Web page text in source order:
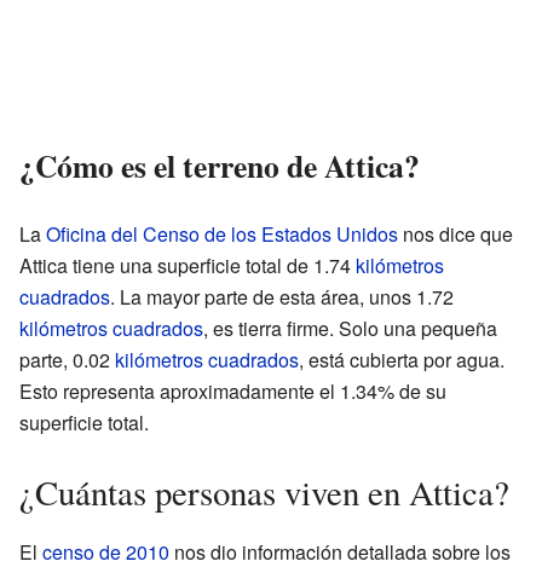
¿Cómo es el terreno de Attica?
LaOficina del Censo de los Estados Unidos nos dice que
Attica tiene una superficie total de 1.74 kilómetros
cuadrados. La mayor parte de esta área, unos 1.72
kilómetros cuadrados, es tierra firme. Solo una pequeña
parte, 0.02 kilómetros cuadrados, está cubierta por agua.
Esto representa aproximadamente el 1.34% de su
superficie total.
¿Cuántas personas viven en Attica?
El censo de 2010 nos dio información detallada sobre los